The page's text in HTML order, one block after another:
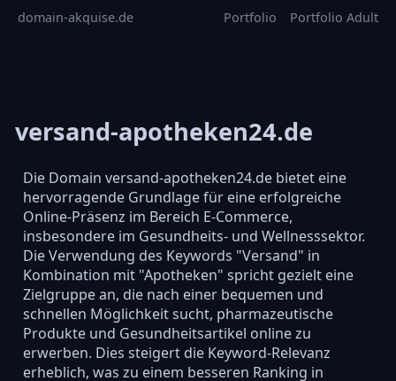
domain-akquise.de Portfolio Portfolio Adult
versand-apotheken24.de
Die Domain versand-apotheken24.de bietet eine
hervorragende Grundlage für eine erfolgreiche
Online-Präsenz im Bereich E-Commerce,
insbesondere im Gesundheits- und Wellnesssektor.
Die Verwendung des Keywords "Versand" in
Kombination mit "Apotheken" spricht gezielt eine
Zielgruppe an, die nach einer bequemen und
schnellen Möglichkeit sucht, pharmazeutische
Produkte und Gesundheitsartikel online zu
erwerben. Dies steigert die Keyword-Relevanz
erheblich, was zu einem besseren Ranking in